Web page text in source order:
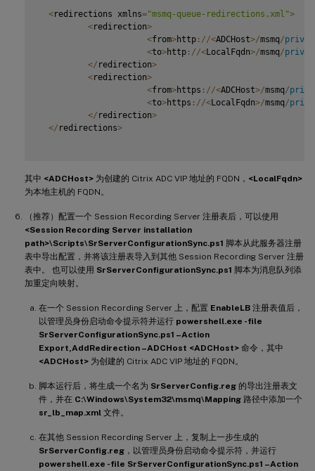
<redirections xmlns="msmq-queue-redirections.xml">
<redirection>
<from>http : //<ADCHost>/msmq/
<to>http : //<LocalFqdn>/msmq/
</ redirection>
<redirection>
<from>https : //<ADCHost>/msmq/
<to>https : //<LocalFqdn>/msmq/
</ redirection>
</ redirections>
其中 <ADCHost> 为创建的 Citrix ADC VIP 地址的 FQDN， <LocalFqdn>
为本地主机的 FQDN。
（推荐）配置一个 Session Recording Server 注册表后，可以使用
<Session Recording Server installation
path>\Scripts\SrServerConfigurationSync.ps1 脚本从此服务器注册
表中导出配置，并将该注册表导入到其他 Session Recording Server 注册
表中。 也可以使用 SrServerConfigurationSync.ps1 脚本为消息队列添
加重定向映射。
在一个 Session Recording Server 上，配置 EnableLB 注册表值后，
以管理员身份启动命令提示符并运行 powershell.exe -file
SrServerConfigurationSync.ps1 –Action
Export,AddRedirection –ADCHost <ADCHost> 命令，其中
<ADCHost> 为创建的 Citrix ADC VIP 地址的 FQDN。
脚本运行后，将生成一个名为 SrServerConfig.reg 的导出注册表文
件，并在 C:\Windows\System32\msmq\Mapping 路径中添加一个
sr_lb_map.xml 文件。
在其他 Session Recording Server 上，复制上一步生成的
SrServerConfig.reg ，以管理员身份启动命令提示符，并运行
powershell.exe -file SrServerConfigurationSync.ps1 –Action